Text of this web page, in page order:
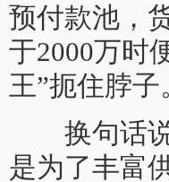
预付款池，
于2000万时
王”扼住脖子
换句话说
是为了丰富